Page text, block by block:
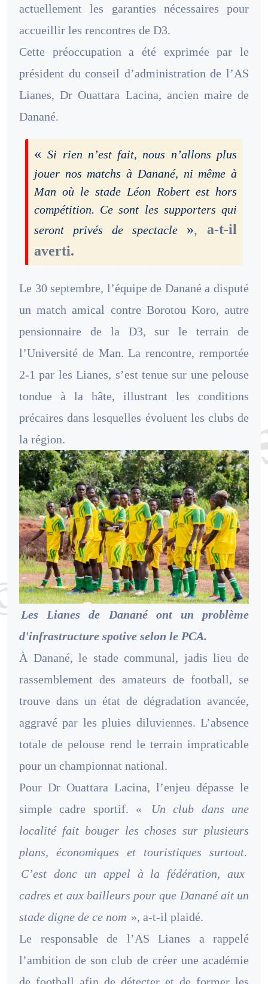
actuellement les garanties nécessaires pour
accueillir les rencontres de D3.
Cette préoccupation a été exprimée par le
président du conseil d’administration de l’AS
Lianes, Dr Ouattara Lacina, ancien maire de
Danané.
«Si rien n’est fait, nous n’allons plus
jouer nos matchs à Danané, ni même à
Man où le stade Léon Robert est hors
compétition. Ce sont les supporters qui
seront privés de spectacle », a-t-il
averti.
Le 30 septembre, l’équipe de Danané a disputé
un match amical contre Borotou Koro, autre
pensionnaire de la D3, sur le terrain de
l’Université de Man. La rencontre, remportée
2-1 par les Lianes, s’est tenue sur une pelouse
tondue à la hâte, illustrant les conditions
précaires dans lesquelles évoluent les clubs de
la région.
Les Lianes de Danané ont un problème
d'infrastructure spotive selon le PCA.
À Danané, le stade communal, jadis lieu de
rassemblement des amateurs de football, se
trouve dans un état de dégradation avancée,
aggravé par les pluies diluviennes. L’absence
totale de pelouse rend le terrain impraticable
pour un championnat national.
Pour Dr Ouattara Lacina, l’enjeu dépasse le
simple cadre sportif. «
Un club dans une
localité fait bouger les choses sur plusieurs
plans, économiques et touristiques surtout.
C’est donc un appel à la fédération, aux
cadres et aux bailleurs pour que Danané ait un
stade digne de ce nom », a-t-il plaidé.
Le responsable de l’AS Lianes a rappelé
l’ambition de son club de créer une académie